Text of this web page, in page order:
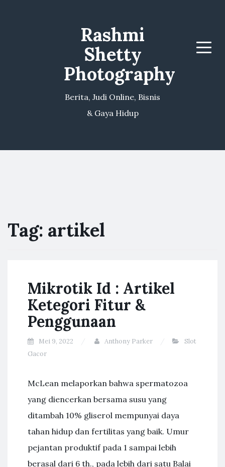
Rashmi
Shetty
Photography
Berita, Judi Online, Bisnis
& Gaya Hidup
Menu
Tag: artikel
Mikrotik Id : Artikel
Ketegori Fitur &
Penggunaan
Mei 9, 2022 Anthony Parker
Slot
Gacor
McLean melaporkan bahwa spermatozoa
yang diencerkan bersama susu yang
ditambah 10% gliserol mempunyai daya
tahan hidup dan fertilitas yang baik. Umur
pejantan produktif pada 1 sampai lebih
berasal dari 6 th., pada lebih dari satu Balai